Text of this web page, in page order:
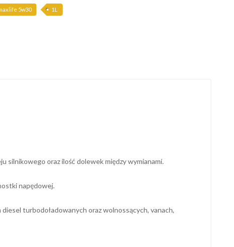
5w30 1L
silnikowego oraz ilość dolewek między wymianami.
napędowej.
turbodoładowanych oraz wolnossących, vanach,